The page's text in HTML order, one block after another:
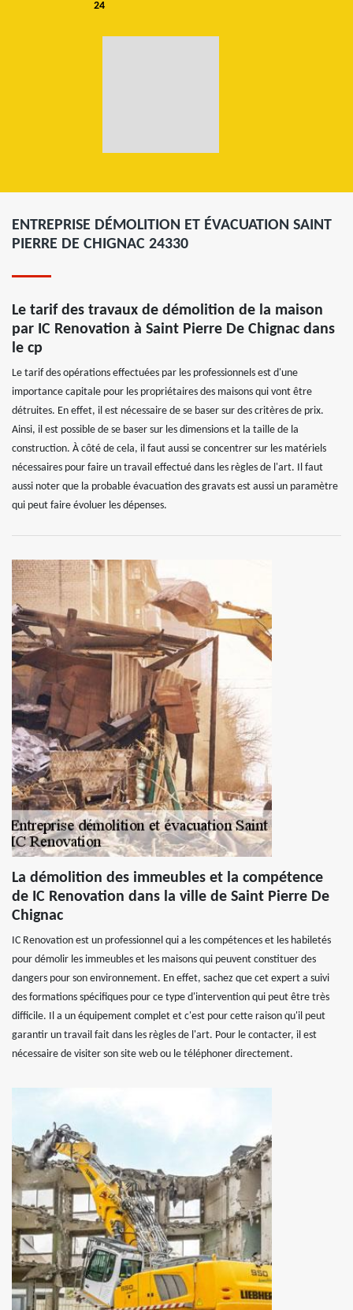
24
ENTREPRISE DÉMOLITION ET ÉVACUATION SAINT
PIERRE DE CHIGNAC 24330
Le tarif des travaux de démolition de la maison
par IC Renovation à Saint Pierre De Chignac dans
le cp
Le tarif des opérations effectuées par les professionnels est d'une
importance capitale pour les propriétaires des maisons qui vont être
détruites. En effet, il est nécessaire de se baser sur des critères de prix.
Ainsi, il est possible de se baser sur les dimensions et la taille de la
construction. À côté de cela, il faut aussi se concentrer sur les matériels
nécessaires pour faire un travail effectué dans les règles de l'art. Il faut
aussi noter que la probable évacuation des gravats est aussi un paramètre
qui peut faire évoluer les dépenses.
La démolition des immeubles et la compétence
de IC Renovation dans la ville de Saint Pierre De
Chignac
IC Renovation est un professionnel qui a les compétences et les habiletés
pour démolir les immeubles et les maisons qui peuvent constituer des
dangers pour son environnement. En effet, sachez que cet expert a suivi
des formations spécifiques pour ce type d'intervention qui peut être très
difficile. Il a un équipement complet et c'est pour cette raison qu'il peut
garantir un travail fait dans les règles de l'art. Pour le contacter, il est
nécessaire de visiter son site web ou le téléphoner directement.